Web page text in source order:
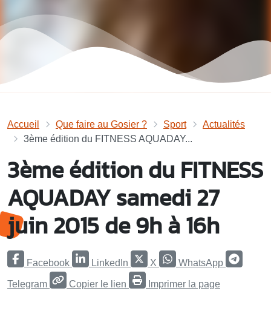
Accueil Que faire au Gosier ? Sport
Actualités
3ème édition du FITNESS AQUADAY...
3ème édition du FITNESS
AQUADAY samedi 27
juin 2015 de 9h à 16h
Facebook LinkedIn X WhatsApp
Telegram Copier le lien Imprimer la page